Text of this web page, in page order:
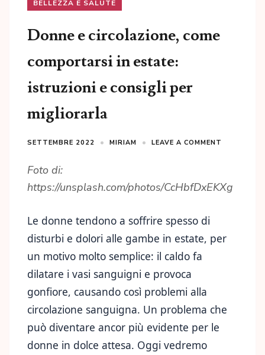
BELLEZZA E SALUTE
Donne e circolazione, come
comportarsi in estate:
istruzioni e consigli per
migliorarla
SETTEMBRE 2022 MIRIAM LEAVE A COMMENT
Foto di:
https://unsplash.com/photos/CcHbfDxEKXg
Le donne tendono a soffrire spesso di
disturbi e dolori alle gambe in estate, per
un motivo molto semplice: il caldo fa
dilatare i vasi sanguigni e provoca
gonfiore, causando così problemi alla
circolazione sanguigna. Un problema che
può diventare ancor più evidente per le
donne in dolce attesa. Oggi vedremo